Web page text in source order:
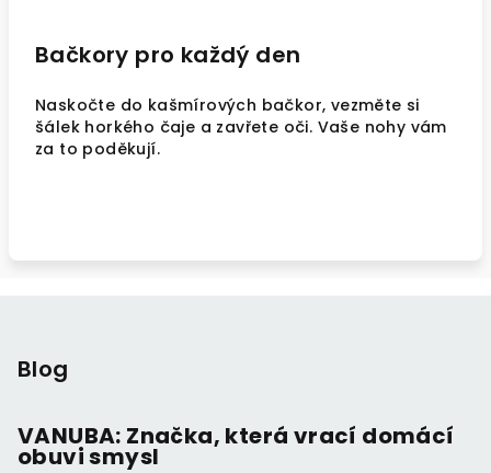
Bačkory pro každý den
Naskočte do kašmírových bačkor, vezměte si
šálek horkého čaje a zavřete oči. Vaše nohy vám
za to poděkují.
Blog
VANUBA: Značka, která vrací domácí
obuvi smysl